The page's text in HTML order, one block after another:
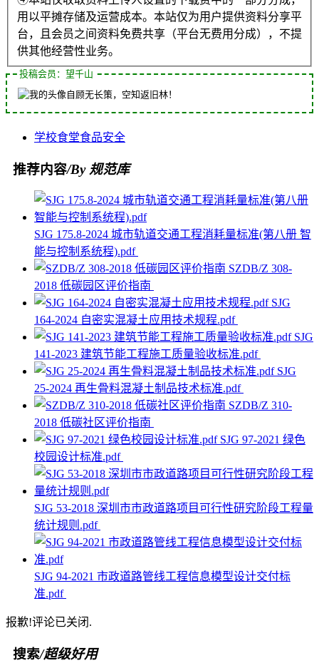
用以平摊存储及运营成本。本站仅为用户提供资料分享平
台，且会员之间资料免费共享（平台无费用分成），不提
供其他经营性业务。
投稿会员：望千山
自顾无长策，空知返旧林！
学校食堂食品安全
推荐内容/By 规范库
SJG 175.8-2024 城市轨道交通工程消耗量标准(第八册 智
能与控制系统程).pdf
SZDB/Z 308-
2018 低碳园区评价指南
SJG
164-2024 自密实混凝土应用技术规程.pdf
SJG
141-2023 建筑节能工程施工质量验收标准.pdf
SJG
25-2024 再生骨料混凝土制品技术标准.pdf
SZDB/Z 310-
2018 低碳社区评价指南
SJG 97-2021 绿色
校园设计标准.pdf
SJG 53-2018 深圳市市政道路项目可行性研究阶段工程量
统计规则.pdf
SJG 94-2021 市政道路管线工程信息模型设计交付标
准.pdf
报歉!评论已关闭.
搜索/超级好用